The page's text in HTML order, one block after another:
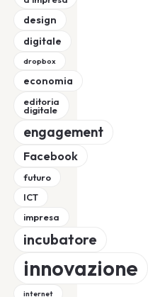
design
digitale
dropbox
economia
editoria
digitale
engagement
Facebook
futuro
ICT
impresa
incubatore
innovazione
internet